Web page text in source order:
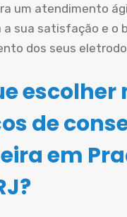
um atendimento
a sua satisfação e o
dos seus
escolher
de
em